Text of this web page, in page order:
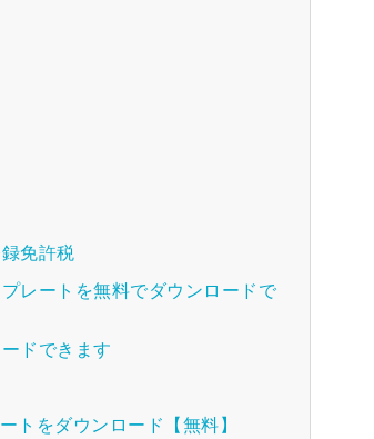
免許税
レートを無料でダウンロードで
ドできます
トをダウンロード【無料】